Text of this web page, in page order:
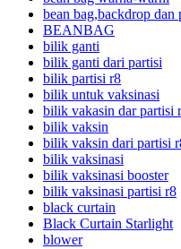
bean bag,backdrop dan
BEANBAG
bilik ganti
bilik ganti dari partisi
bilik partisi r8
bilik untuk vaksinasi
bilik vakasin dar partisi
bilik vaksin
bilik vaksin dari partisi
bilik vaksinasi
bilik vaksinasi booster
bilik vaksinasi partisi r8
black curtain
Black Curtain Starlight
blower